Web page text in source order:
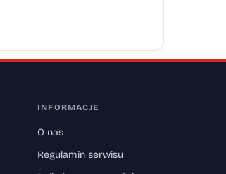
INFORMACJE
O nas
Regulamin serwisu